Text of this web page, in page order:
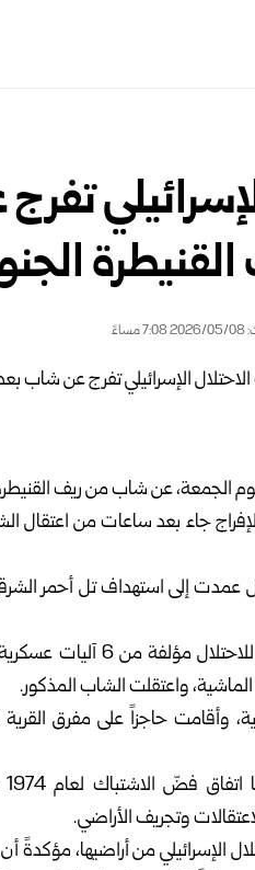
الجمعة، عن شاب من ريف
جاء بعد ساعات من اعتقال
عمدت إلى استهداف تل أحمر
وصباح اليوم الجمعة،
واعتقلت الشاب المذكور.
وأقامت حاجزاً على مفرق
وتجريف الأراضي.
الإسرائيلي من أراضيها،